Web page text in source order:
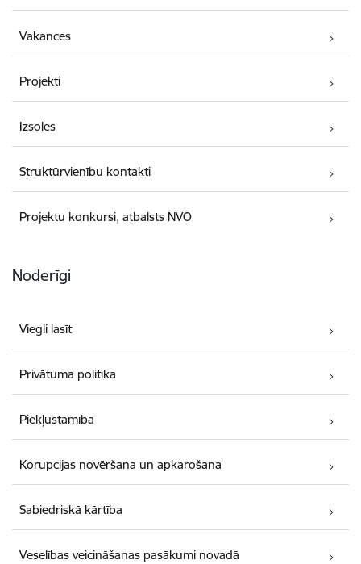
Vakances
Projekti
Izsoles
Struktūrvienību kontakti
Projektu konkursi, atbalsts NVO
Noderīgi
Viegli lasīt
Privātuma politika
Piekļūstamība
Korupcijas novēršana un apkarošana
Sabiedriskā kārtība
Veselības veicināšanas pasākumi novadā